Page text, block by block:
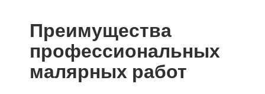
Преимущества
профессиональных
малярных работ